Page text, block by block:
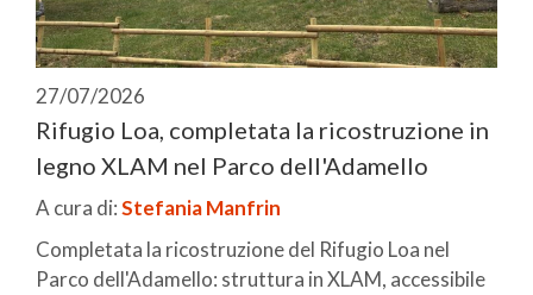
27/07/2026
Rifugio Loa, completata la ricostruzione in
legno XLAM nel Parco dell'Adamello
A cura di:Stefania Manfrin
Completata la ricostruzione del Rifugio Loa nel
Parco dell'Adamello: struttura in XLAM, accessibile